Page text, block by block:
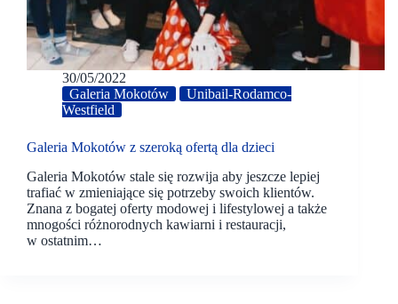
30/05/2022
Galeria Mokotów
Unibail-Rodamco-
Westfield
Galeria Mokotów z szeroką ofertą dla dzieci
Galeria Mokotów stale się rozwija aby jeszcze lepiej
trafiać w zmieniające się potrzeby swoich klientów.
Znana z bogatej oferty modowej i lifestylowej a także
mnogości różnorodnych kawiarni i restauracji,
w ostatnim…